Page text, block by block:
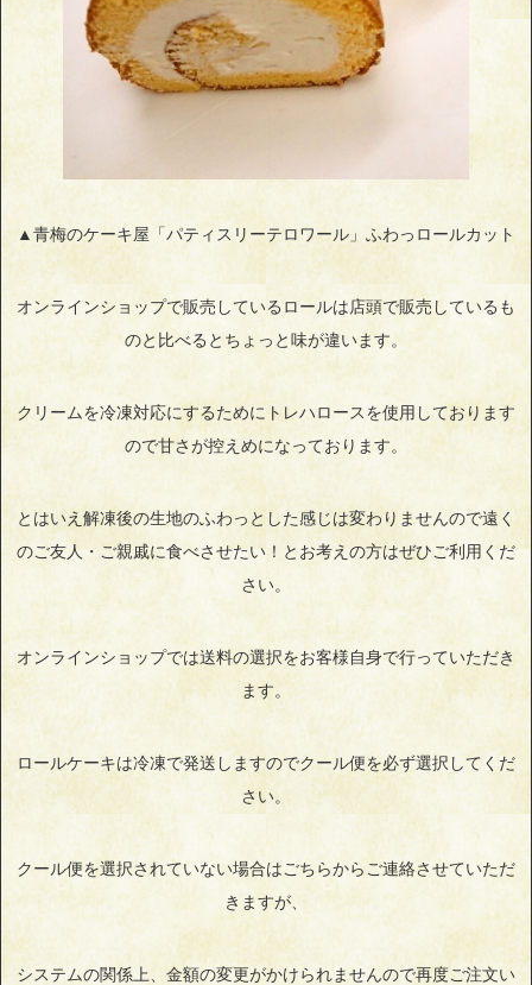
▲青梅のケーキ屋「パティスリーテロワール」ふわっロールカット
オンラインショップで販売しているロールは店頭で販売しているも
のと比べるとちょっと味が違います。
クリームを冷凍対応にするためにトレハロースを使用しております
ので甘さが控えめになっております。
とはいえ解凍後の生地のふわっとした感じは変わりませんので遠く
のご友人・ご親戚に食べさせたい！とお考えの方はぜひご利用くだ
さい。
オンラインショップでは送料の選択をお客様自身で行っていただき
ます。
ロールケーキは冷凍で発送しますのでクール便を必ず選択してくだ
さい。
クール便を選択されていない場合はごちらからご連絡させていただ
きますが、
システムの関係上、金額の変更がかけられませんので再度ご注文い